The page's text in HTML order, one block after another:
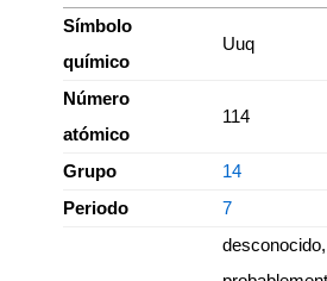
Símbolo
químico
Uuq
Número
atómico
114
Grupo 14
Periodo
7
desconocido,